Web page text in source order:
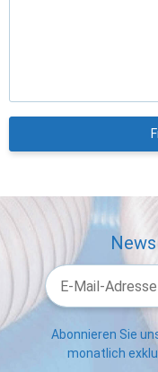
Abonnieren Sie
monatlich